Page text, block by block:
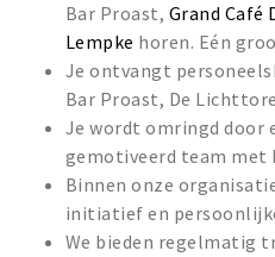
Bar Proast, Grand Café
Lempke horen. Eén
Je ontvangt
Bar Proast, De
Je wordt omringd door
gemotiveerd team met
Binnen onze
initiatief en
We bieden regelmatig